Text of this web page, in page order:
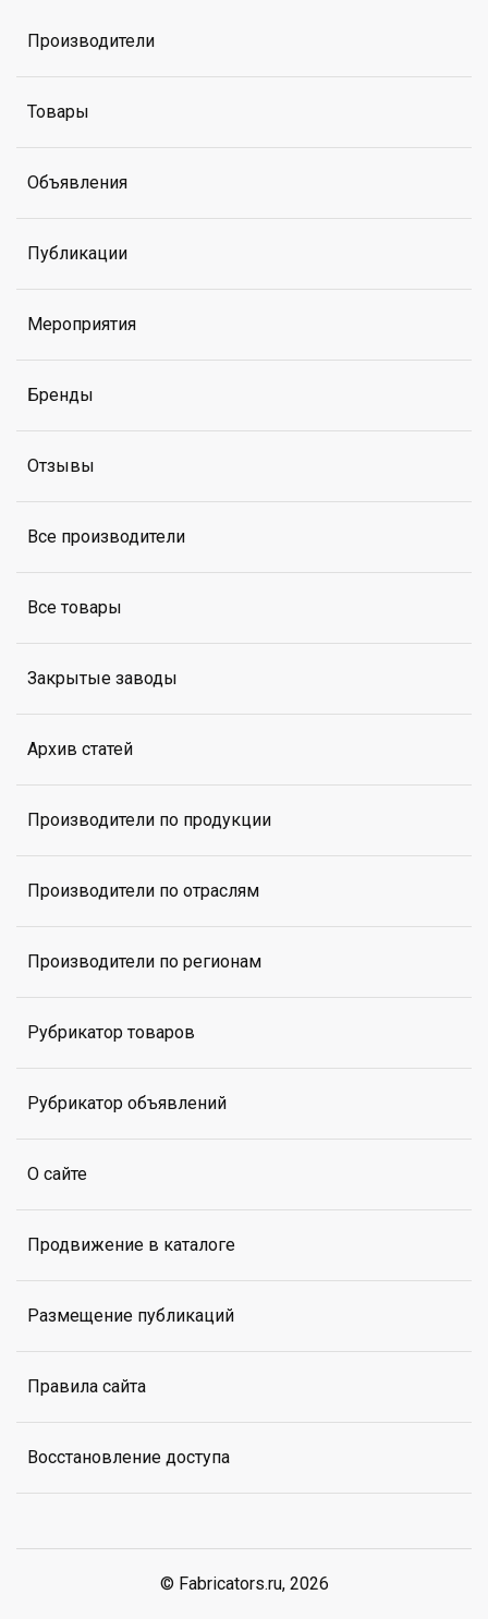
Производители
Товары
Объявления
Публикации
Мероприятия
Бренды
Отзывы
Все производители
Все товары
Закрытые заводы
Архив статей
Производители по продукции
Производители по отраслям
Производители по регионам
Рубрикатор товаров
Рубрикатор объявлений
О сайте
Продвижение в каталоге
Размещение публикаций
Правила сайта
Восстановление доступа
© Fabricators.ru, 2026